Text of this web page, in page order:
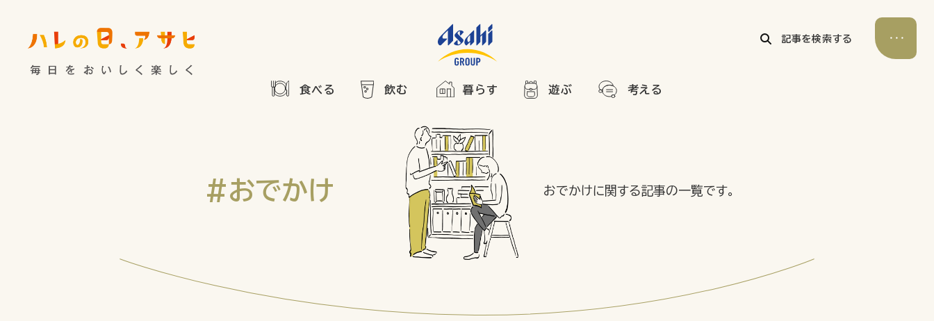
食べる 飲む 暮らす 遊ぶ 考える
記事を検索する
連載 アサヒの人
浅草特集2025 おでかけ
HOME
ARTICLE
#おでかけ おでかけに関する記事の一覧です。